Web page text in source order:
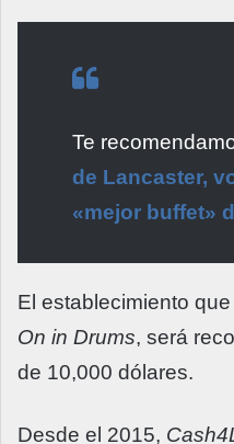
Te
de Lancaster,
«mejor buffet»
El establecimiento
On in Drums, será
de 10,000 dólares.
Desde el 2015,